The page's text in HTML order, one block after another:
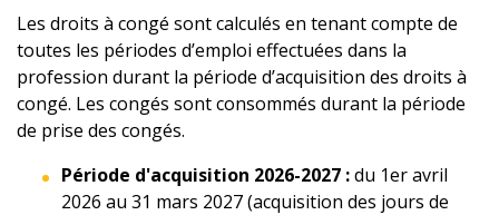
Les droits à congé sont calculés en tenant compte de
toutes les périodes d’emploi effectuées dans la
profession durant la période d’acquisition des droits à
congé. Les congés sont consommés durant la période
de prise des congés.
Période d'acquisition 2026-2027 :du 1er avril
2026 au 31 mars 2027 (acquisition des jours de